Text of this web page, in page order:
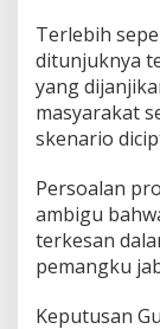
Terlebih
ditunjuknya
yang
masyarakat
skenario
Persoalan
ambigu
terkesan
pemangku
Keputusan